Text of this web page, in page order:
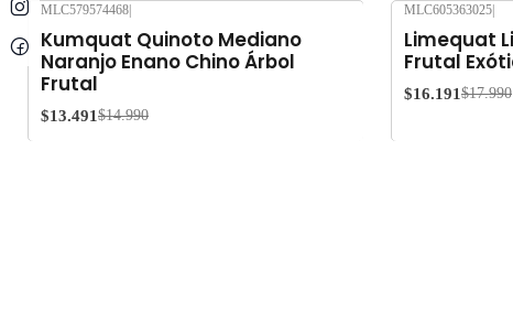
MLC579574468|
Kumquat Quinoto Mediano
Naranjo Enano Chino Árbol
Frutal
$13.491 $14.990
MLC605363025|
Limequat
Frutal
$16.191 $17.990